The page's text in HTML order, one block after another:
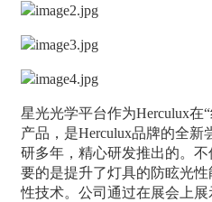
星光光学平台作为Herculux在
产品，是Herculux品牌的全
研多年，精心研发推出的。
要的是提升了灯具的防眩光
性技术。公司通过在展会上